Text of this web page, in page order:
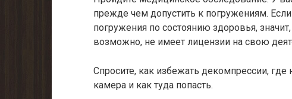
прежде чем допустить к погружениям.
погружения по состоянию здоровья,
возможно, не имеет лицензии на свою
Спросите, как избежать декомпрессии,
камера и как туда попасть.